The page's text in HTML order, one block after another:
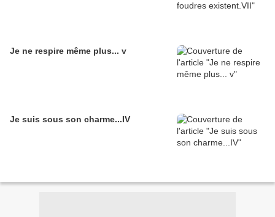
Je ne respire même plus... v
Je suis sous son charme...IV